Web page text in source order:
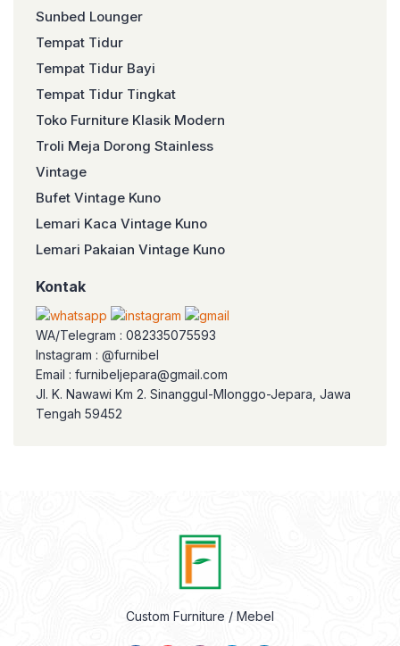
Sunbed Lounger
Tempat Tidur
Tempat Tidur Bayi
Tempat Tidur Tingkat
Toko Furniture Klasik Modern
Troli Meja Dorong Stainless
Vintage
Bufet Vintage Kuno
Lemari Kaca Vintage Kuno
Lemari Pakaian Vintage Kuno
Kontak
WA/Telegram : 082335075593
Instagram : @furnibel
Email : furnibeljepara@gmail.com
Jl. K. Nawawi Km 2. Sinanggul-Mlonggo-Jepara, Jawa
Tengah 59452
Custom Furniture / Mebel